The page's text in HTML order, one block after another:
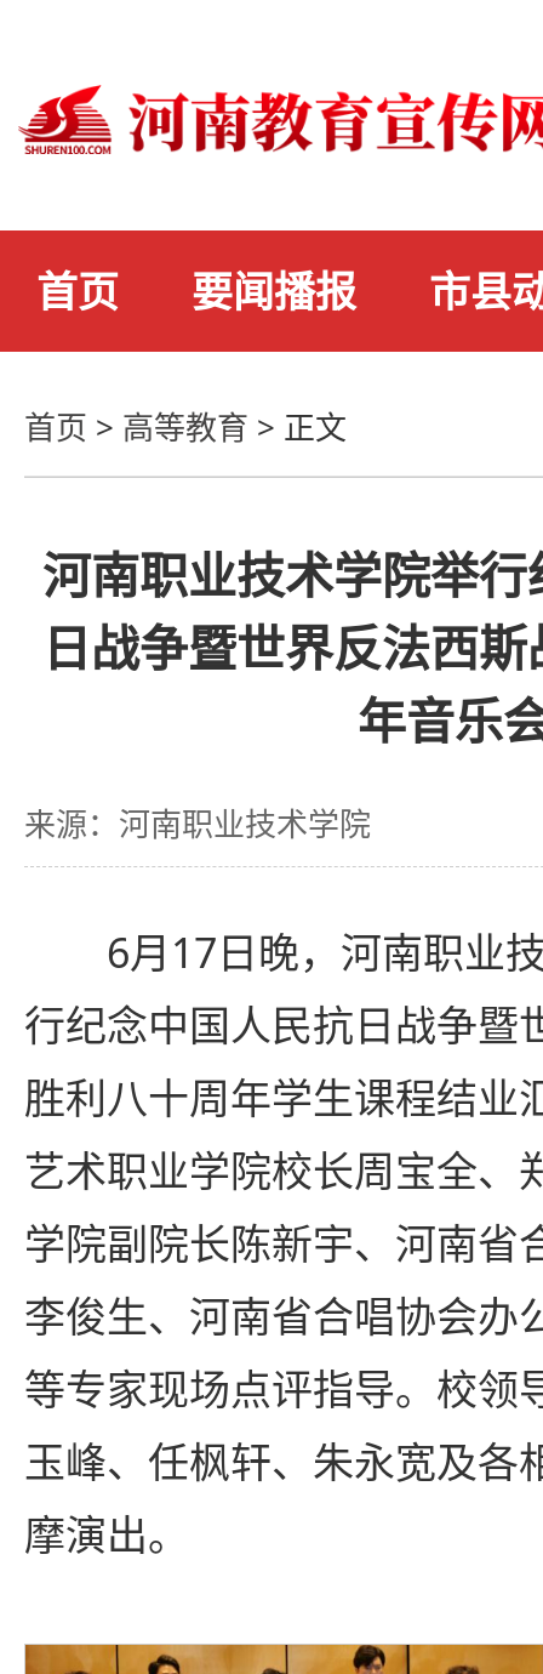
首页 要闻播报 市县
首页 > 高等教育 > 正文
河南职业技术学院举
日战争暨世界反法西
年音乐
来源：河南职业技术学院
6月17日晚，河南职业
行纪念中国人民抗日战争暨
胜利八十周年学生课程结业
艺术职业学院校长周宝全、
学院副院长陈新宇、河南省
李俊生、河南省合唱协会办
等专家现场点评指导。校领
玉峰、任枫轩、朱永宽及各
摩演出。